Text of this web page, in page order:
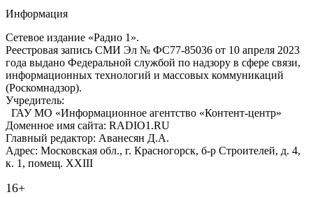
Информация
Сетевое издание «Радио 1».
Реестровая запись СМИ Эл № ФС77-85036 от 10 апреля 2023
года выдано Федеральной службой по надзору в сфере связи,
информационных технологий и массовых коммуникаций
(Роскомнадзор).
Учредитель:
ГАУ МО «Информационное агентство «Контент-центр»
Доменное имя сайта: RADIO1.RU
Главный редактор: Аванесян Д.А.
Адрес: Московская обл., г. Красногорск, б-р Строителей, д. 4,
к. 1, помещ. XXIII
16+